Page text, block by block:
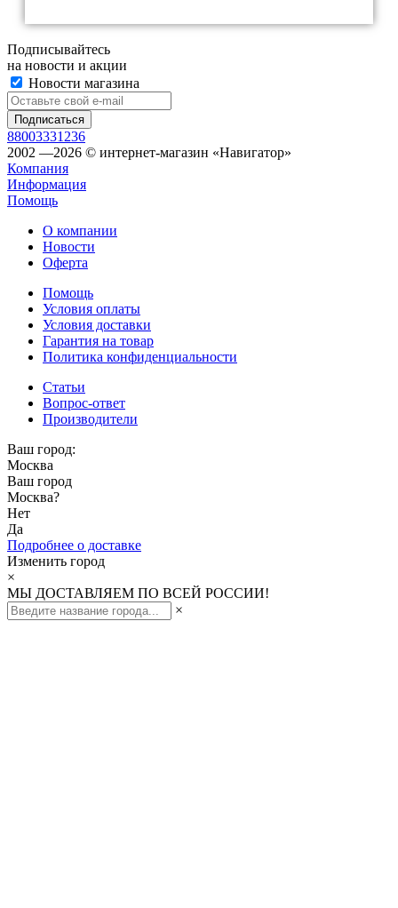
Подписывайтесь
на новости и акции
Новости магазина
88003331236
2002 —2026 © интернет-магазин «Навигатор»
Компания
Информация
Помощь
О компании
Новости
Оферта
Помощь
Условия оплаты
Условия доставки
Гарантия на товар
Политика конфиденциальности
Статьи
Вопрос-ответ
Производители
Ваш город:
Москва
Ваш город
Москва?
Нет
Да
Подробнее о доставке
Изменить город
×
МЫ ДОСТАВЛЯЕМ ПО ВСЕЙ РОССИИ!
×